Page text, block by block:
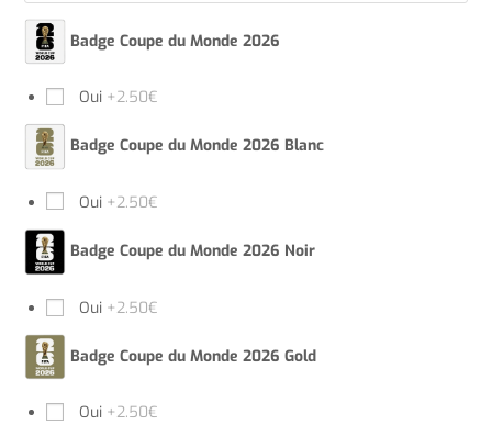
Badge Coupe du Monde 2026
Oui +2.50€
Badge Coupe du Monde 2026 Blanc
Oui +2.50€
Badge Coupe du Monde 2026 Noir
Oui +2.50€
Badge Coupe du Monde 2026 Gold
Oui +2.50€